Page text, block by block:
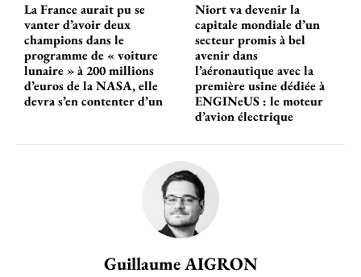
La France aurait pu se
vanter d’avoir deux
champions dans le
programme de « voiture
lunaire » à 200 millions
d’euros de la NASA, elle
devra s’en contenter d’un
Niort va devenir la
capitale mondiale d’un
secteur promis à bel
avenir dans
l’aéronautique avec la
première usine dédiée à
ENGINeUS : le moteur
d’avion électrique
Guillaume AIGRON